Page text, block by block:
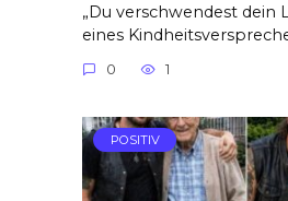
„Du verschwendest dein
eines
0 1
POSITIV